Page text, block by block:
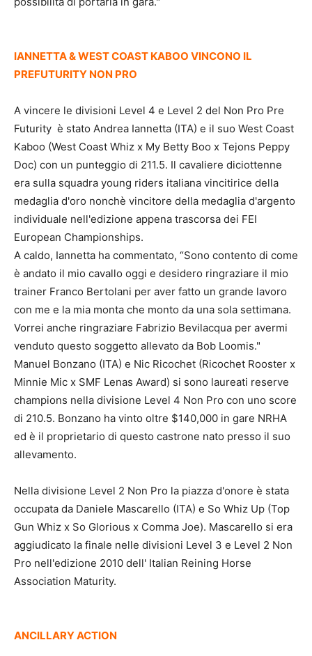
IANNETTA & WEST COAST KABOO VINCONO IL
PREFUTURITY NON PRO
A vincere le divisioni Level 4 e Level 2 del Non Pro Pre
Futurity è stato Andrea Iannetta (ITA) e il suo West Coast
Kaboo (West Coast Whiz x My Betty Boo x Tejons Peppy
Doc) con un punteggio di 211.5. Il cavaliere diciottenne
era sulla squadra young riders italiana vincitirice della
medaglia d'oro nonchè vincitore della medaglia d'argento
individuale nell'edizione appena trascorsa dei FEI
European Championships.
A caldo, Iannetta ha commentato, “Sono contento di come
è andato il mio cavallo oggi e desidero ringraziare il mio
trainer Franco Bertolani per aver fatto un grande lavoro
con me e la mia monta che monto da una sola settimana.
Vorrei anche ringraziare Fabrizio Bevilacqua per avermi
venduto questo soggetto allevato da Bob Loomis."
Manuel Bonzano (ITA) e Nic Ricochet (Ricochet Rooster x
Minnie Mic x SMF Lenas Award) si sono laureati reserve
champions nella divisione Level 4 Non Pro con uno score
di 210.5. Bonzano ha vinto oltre $140,000 in gare NRHA
ed è il proprietario di questo castrone nato presso il suo
allevamento.
Nella divisione Level 2 Non Pro la piazza d'onore è stata
occupata da Daniele Mascarello (ITA) e So Whiz Up (Top
Gun Whiz x So Glorious x Comma Joe). Mascarello si era
aggiudicato la finale nelle divisioni Level 3 e Level 2 Non
Pro nell'edizione 2010 dell' Italian Reining Horse
Association Maturity.
ANCILLARY ACTION